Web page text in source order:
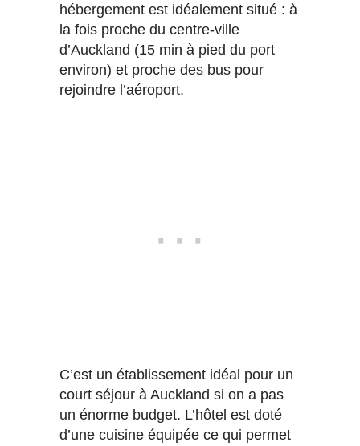
hébergement est idéalement situé : à
la fois proche du centre-ville
d’Auckland (15 min à pied du port
environ) et proche des bus pour
rejoindre l’aéroport.
C’est un établissement idéal pour un
court séjour à Auckland si on a pas
un énorme budget. L’hôtel est doté
d’une cuisine équipée ce qui permet